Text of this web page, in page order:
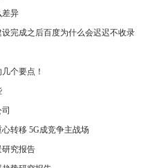
差异
完成之后百度为什么会迟迟不收录
个要点！
转移 5G成竞争主战场
研究报告